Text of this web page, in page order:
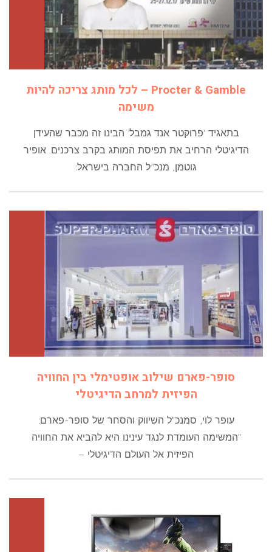
Procter & Gamble – לכל מותג צריכה להיות
משימה
בתאגיד ‘פרוקטר אנד גמבל’ הבינו זה מכבר שהעידן
הדיגיטלי הרחיב את תפיסת המותג בקרב צרכנים. אופיר
גוטמן, מנכ”ל החברה בישראל:
סופר-פארם שילוב אופטימלי בין החוויה
הפיזית למרחב הדיגיטלי
עופר לוי, סמנכ"ל השיווק והסחר של סופר-פארם:
"המשימה העומדת לנגד עינינו היא להביא את החוויה
הפיזית אל העולם הדיגיטלי –